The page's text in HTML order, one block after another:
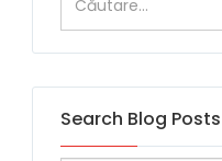
Search Blog Posts